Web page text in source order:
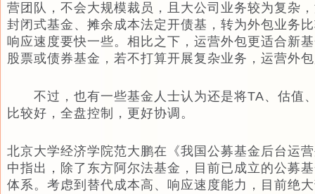
营团队，不会大规模裁员，且大公司业务较为复杂
封闭式基金、摊余成本法定开债基，转为外包业务
响应速度要快一些。相比之下，运营外包更适合新
股票或债券基金，若不打算开展复杂业务，运营外
不过，也有一些基金人士认为还是将TA、估值
比较好，全盘控制，更好协调。
北京大学经济学院范大鹏在《我国公募基金后台运
中指出，除了东方阿尔法基金，目前已成立的公募
体系。考虑到替代成本高、响应速度能力，目前绝